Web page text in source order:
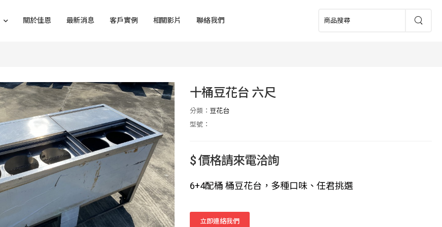
關於佳恩 最新消息 客戶實例 相關影片 聯絡我們
十桶豆花台 六尺
分類： 豆花台
型號：
$ 價格請來電洽詢
6+4配桶 桶豆花台，多種口味、任君挑選
立即連絡我們